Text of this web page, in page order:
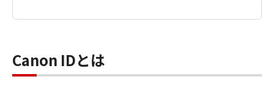
Canon IDとは